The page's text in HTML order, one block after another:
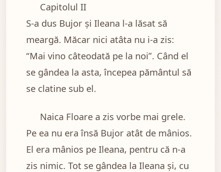
Capitolul II
S-a dus Bujor și Ileana l-a lăsat să
meargă. Măcar nici atâta nu i-a zis:
“Mai vino câteodată pe la noi”. Când el
se gândea la asta, începea pământul să
se clatine sub el.
Naica Floare a zis vorbe mai grele.
Pe ea nu era însă Bujor atât de mânios.
El era mânios pe Ileana, pentru că n-a
zis nimic. Tot se gândea la Ileana și, cu